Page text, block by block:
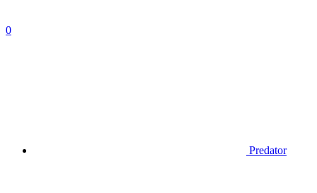
0
Predator